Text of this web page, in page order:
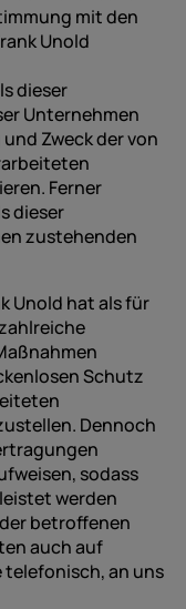
mit den
Unold
dieser
Unternehmen
Zweck der von
Ferner
dieser
zustehenden
Unold hat als für
Schutz
Dennoch
sodass
werden
betroffenen
auch auf
telefonisch, an uns